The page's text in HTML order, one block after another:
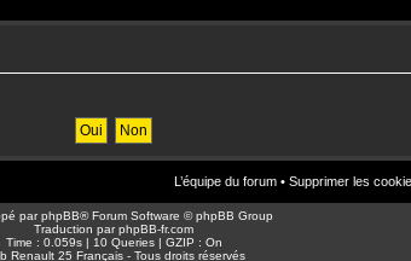
L’équipe du forum • Supprimer les
parphpBB® Forum Software © phpBB Group
Traduction parphpBB-fr.com
Time : 0.059s | 10 Queries | GZIP : On
Renault 25 Français - Tous droits réservés